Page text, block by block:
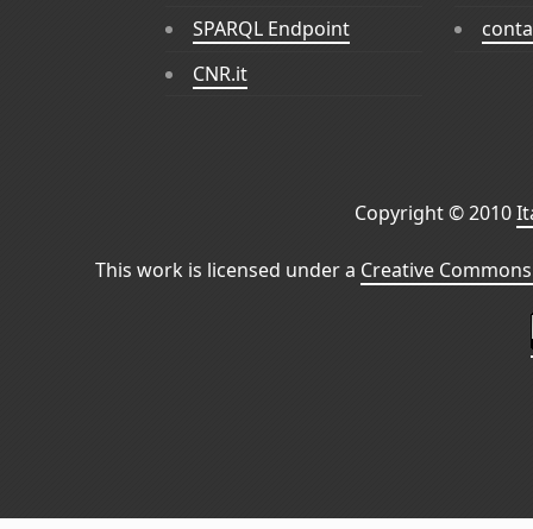
SPARQL Endpoint
CNR.it
Copyright © 2010
This work is licensed under a Creative